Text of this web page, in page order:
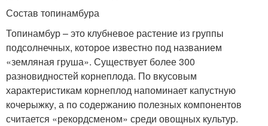
Состав топинамбура
Топинамбур – это клубневое растение из группы
подсолнечных, которое известно под названием
«земляная груша». Существует более 300
разновидностей корнеплода. По вкусовым
характеристикам корнеплод напоминает капустную
кочерыжку, а по содержанию полезных компонентов
считается «рекордсменом» среди овощных культур.